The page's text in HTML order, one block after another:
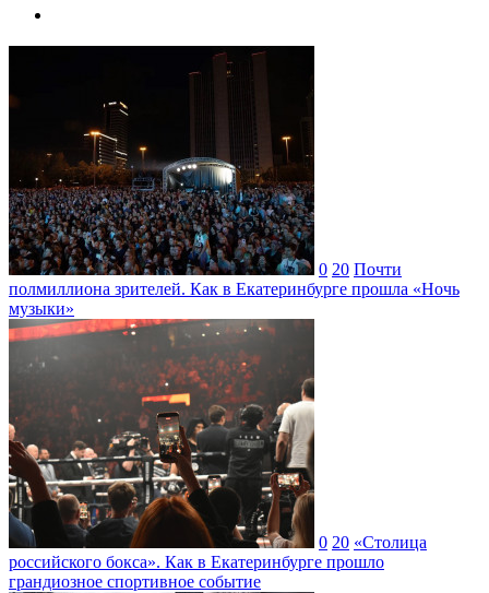
0 20 Почти
полмиллиона зрителей. Как в Екатеринбурге прошла «Ночь
музыки»
0 20 «Столица
российского бокса». Как в Екатеринбурге прошло
грандиозное спортивное событие